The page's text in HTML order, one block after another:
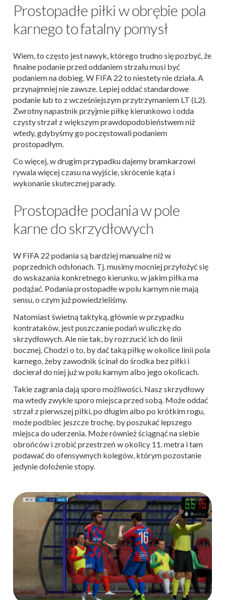
Prostopadłe piłki w obrębie pola
karnego to fatalny pomysł
Wiem, to często jest nawyk, którego trudno się pozbyć, że
finalne podanie przed oddaniem strzału musi być
podaniem na dobieg. W FIFA 22 to niestety nie działa. A
przynajmniej nie zawsze. Lepiej oddać standardowe
podanie lub to z wcześniejszym przytrzymaniem LT (L2).
Zwrotny napastnik przyjmie piłkę kierunkowo i odda
czysty strzał z większym prawdopodobieństwem niż
wtedy, gdybyśmy go poczęstowali podaniem
prostopadłym.
Co więcej, w drugim przypadku dajemy bramkarzowi
rywala więcej czasu na wyjście, skrócenie kąta i
wykonanie skutecznej parady.
Prostopadłe podania w pole
karne do skrzydłowych
W FIFA 22 podania są bardziej manualne niż w
poprzednich odsłonach. Tj. musimy mocniej przyłożyć się
do wskazania konkretnego kierunku, w jakim piłka ma
podążać. Podania prostopadłe w polu karnym nie mają
sensu, o czym już powiedzieliśmy.
Natomiast świetną taktyką, głównie w przypadku
kontrataków, jest puszczanie podań w uliczkę do
skrzydłowych. Ale nie tak, by rozrzucić ich do linii
bocznej. Chodzi o to, by dać taką piłkę w okolice linii pola
karnego, żeby zawodnik ścinał do środka bez piłki i
docierał do niej już w polu karnym albo jego okolicach.
Takie zagrania dają sporo możliwości. Nasz skrzydłowy
ma wtedy zwykle sporo miejsca przed sobą. Może oddać
strzał z pierwszej piłki, po długim albo po krótkim rogu,
może podbiec jeszcze trochę, by poszukać lepszego
miejsca do uderzenia. Może również ściągnąć na siebie
obrońców i zrobić przestrzeń w okolicy 11. metra i tam
podawać do ofensywnych kolegów, którym pozostanie
jedynie dołożenie stopy.